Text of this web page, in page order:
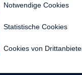
Paris, Novembre
Notwendige Cookies
Statistische Cookies
Cookies von